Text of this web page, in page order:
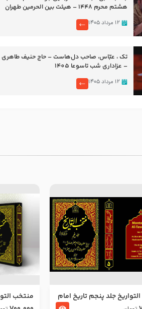
هشتم محرم 1448 – هیئت بین الحرمین طهران
۱۲ مرداد ۱۴۰۵
تک ، عبّاس، صاحب دل‌هاست – حاج حنیف طاهری
– عزاداری شب تاسوعا 1405
۱۲ مرداد ۱۴۰۵
جلد پنجم تاریخ امام
منتخب